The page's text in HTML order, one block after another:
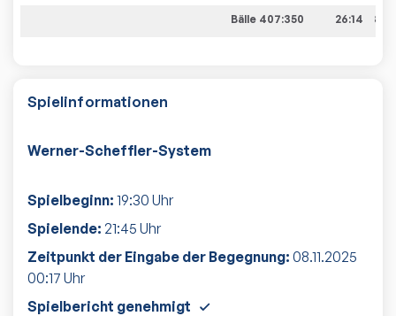
Bälle 407:350 26:14 8:2
Spielinformationen
Werner-Scheffler-System
Spielbeginn: 19:30 Uhr
Spielende: 21:45 Uhr
Zeitpunkt der Eingabe der Begegnung: 08.11.2025
00:17 Uhr
Spielbericht genehmigt